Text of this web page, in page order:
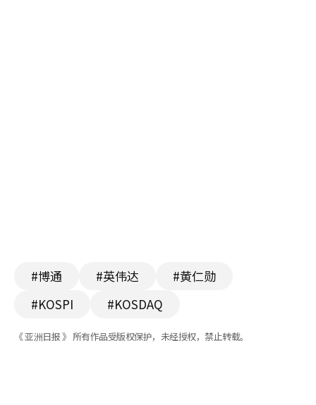
#博通 #英伟达
#黄仁勋
#KOSPI
#KOSDAQ
《 亚洲日报 》 所有作品受版权保护，未经授权，禁止转载。